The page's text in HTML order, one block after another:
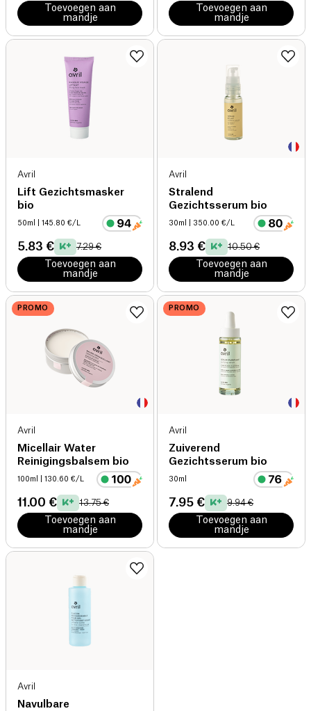
Toevoegen aan
mandje
Toevoegen aan
mandje
Avril
Lift Gezichtsmasker
bio
50ml | 145.80 €/L
5.83 € 7.29 €
Toevoegen aan
mandje
Avril
Stralend
Gezichtsserum bio
30ml | 350.00 €/L
8.93 € 10.50 €
Toevoegen aan
mandje
PROMO
Avril
Micellair Water
Reinigingsbalsem bio
100ml | 130.60 €/L
11.00 € 13.75 €
Toevoegen aan
mandje
PROMO
Avril
Zuiverend
Gezichtsserum bio
30ml
7.95 € 9.94 €
Toevoegen aan
mandje
Avril
Navulbare